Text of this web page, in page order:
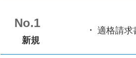
No.1
新規
適格請求